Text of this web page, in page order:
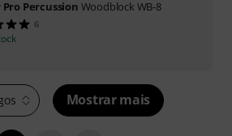
Pro Percussion Woodblock WB-8
6
Mostrar mais